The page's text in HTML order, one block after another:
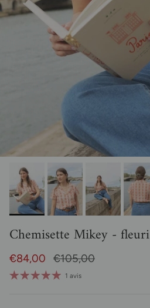
Chemisette Mikey - fleuri
Prix soldé
€84,00 Prix habituel
€105,00
1 avis